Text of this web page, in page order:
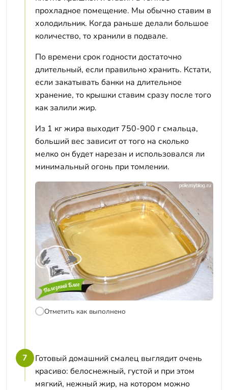
прохладное помещение. Мы обычно ставим в
холодильник. Когда раньше делали большое
количество, то хранили в подвале.
По времени срок годности достаточно
длительный, если правильно хранить. Кстати,
если закатывать банки на длительное
хранение, то крышки ставим сразу после того
как залили жир.
Из 1 кг жира выходит 750-900 г смальца,
больший вес зависит от того на сколько
мелко он будет нарезан и использовался ли
минимальный огонь при томлении.
Отметить как выполнено
7
Готовый домашний смалец выглядит очень
красиво: белоснежный, густой и при этом
мягкий, нежный жир, на котором можно